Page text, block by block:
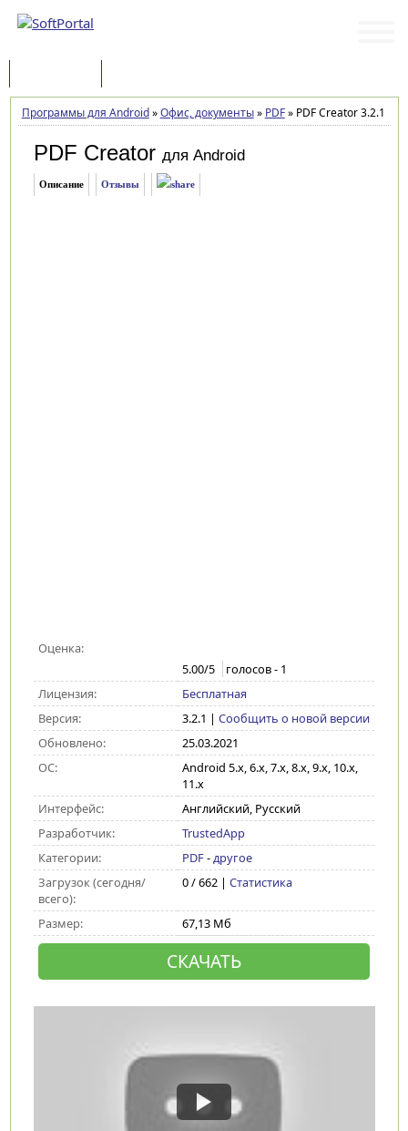
Программы для Android»Офис, документы» PDF»PDF Creator 3.2.1
PDF Creator для Android
Описание Отзывы
Оценка:
5.00/5 голосов - 1
Лицензия:
Бесплатная
Версия:
3.2.1 | Сообщить о новой версии
Обновлено:
25.03.2021
ОС:
Android 5.x, 6.x, 7.x, 8.x, 9.x, 10.x,
11.x
Интерфейс:
Английский, Русский
Разработчик:
TrustedApp
Категории:
PDF-другое
Загрузок (сегодня/
всего):
0 / 662 | Статистика
Размер: 67,13 Мб
СКАЧАТЬ